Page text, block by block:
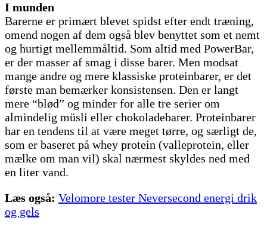
I munden
Barerne er primært blevet spidst efter endt træning,
omend nogen af dem også blev benyttet som et nemt
og hurtigt mellemmåltid. Som altid med PowerBar,
er der masser af smag i disse barer. Men modsat
mange andre og mere klassiske proteinbarer, er det
første man bemærker konsistensen. Den er langt
mere “blød” og minder for alle tre serier om
almindelig müsli eller chokoladebarer. Proteinbarer
har en tendens til at være meget tørre, og særligt de,
som er baseret på whey protein (valleprotein, eller
mælke om man vil) skal nærmest skyldes ned med
en liter vand.
Læs også: Velomore tester Neversecond energi drik
og gels